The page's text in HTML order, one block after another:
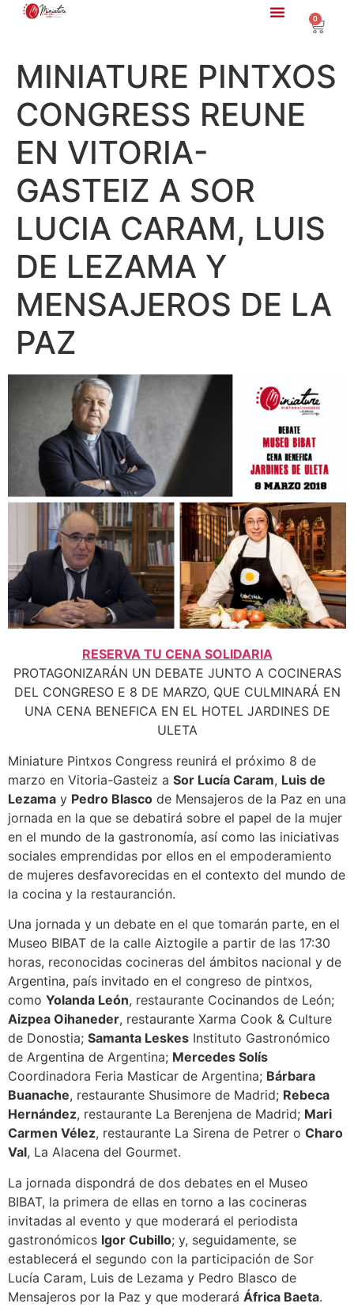
0
MINIATURE PINTXOS
CONGRESS REUNE
EN VITORIA-
GASTEIZ A SOR
LUCIA CARAM, LUIS
DE LEZAMA Y
MENSAJEROS DE LA
PAZ
RESERVA TU CENA SOLIDARIA
PROTAGONIZARÁN UN DEBATE JUNTO A COCINERAS
DEL CONGRESO E 8 DE MARZO, QUE CULMINARÁ EN
UNA CENA BENEFICA EN EL HOTEL JARDINES DE
ULETA
Miniature Pintxos Congress reunirá el próximo 8 de
marzo en Vitoria-Gasteiz a Sor Lucía Caram, Luis de
Lezama y Pedro Blasco de Mensajeros de la Paz en una
jornada en la que se debatirá sobre el papel de la mujer
en el mundo de la gastronomía, así como las iniciativas
sociales emprendidas por ellos en el empoderamiento
de mujeres desfavorecidas en el contexto del mundo de
la cocina y la restauranción.
Una jornada y un debate en el que tomarán parte, en el
Museo BIBAT de la calle Aiztogile a partir de las 17:30
horas, reconocidas cocineras del ámbitos nacional y de
Argentina, país invitado en el congreso de pintxos,
como Yolanda León, restaurante Cocinandos de León;
Aizpea Oihaneder, restaurante Xarma Cook & Culture
de Donostia; Samanta Leskes Instituto Gastronómico
de Argentina de Argentina; Mercedes Solís
Coordinadora Feria Masticar de Argentina; Bárbara
Buanache, restaurante Shusimore de Madrid; Rebeca
Hernández, restaurante La Berenjena de Madrid; Mari
Carmen Vélez, restaurante La Sirena de Petrer o Charo
Val, La Alacena del Gourmet.
La jornada dispondrá de dos debates en el Museo
BIBAT, la primera de ellas en torno a las cocineras
invitadas al evento y que moderará el periodista
gastronómicos Igor Cubillo; y, seguidamente, se
establecerá el segundo con la participación de Sor
Lucía Caram, Luis de Lezama y Pedro Blasco de
Mensajeros por la Paz y que moderará África Baeta.